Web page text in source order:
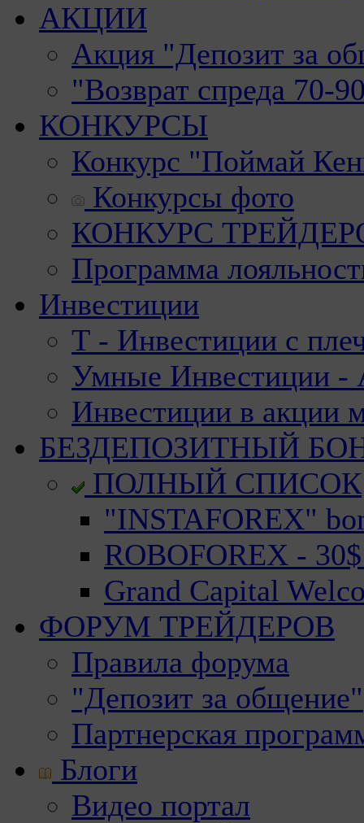
АКЦИИ
Акция "Депозит за
"Возврат спреда 70-
КОНКУРСЫ
Конкурс "Поймай
Конкурсы фото
КОНКУРС
Программа
Инвестиции
Т - Инвестиции с
Умные Инвестиции -
Инвестиции в акции
БЕЗДЕПОЗИТНЫЙ
ПОЛНЫЙ СПИСОК
"INSTAFOREX"
ROBOFOREX -
Grand Capital
ФОРУМ ТРЕЙДЕРОВ
Правила форума
"Депозит за общение"
Партнерская
Блоги
Видео портал